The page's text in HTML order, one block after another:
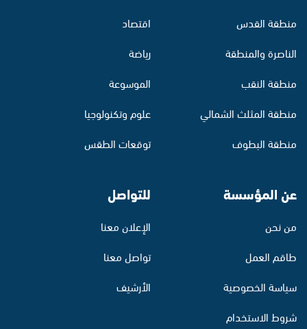
منطقة القدس
الناصرة والمنطقة
منطقة النقب
منطقة المثلث الشمالي
منطقة البطوف
اقتصاد
رياضة
الموسوعة
علوم وتكنولوجيا
توقعات الطقس
عن المؤسسة
من نحن
طاقم العمل
سياسة الخصوصية
شروط الاستخدام
للتواصل
الإعلان معنا
تواصل معنا
الأرشيف